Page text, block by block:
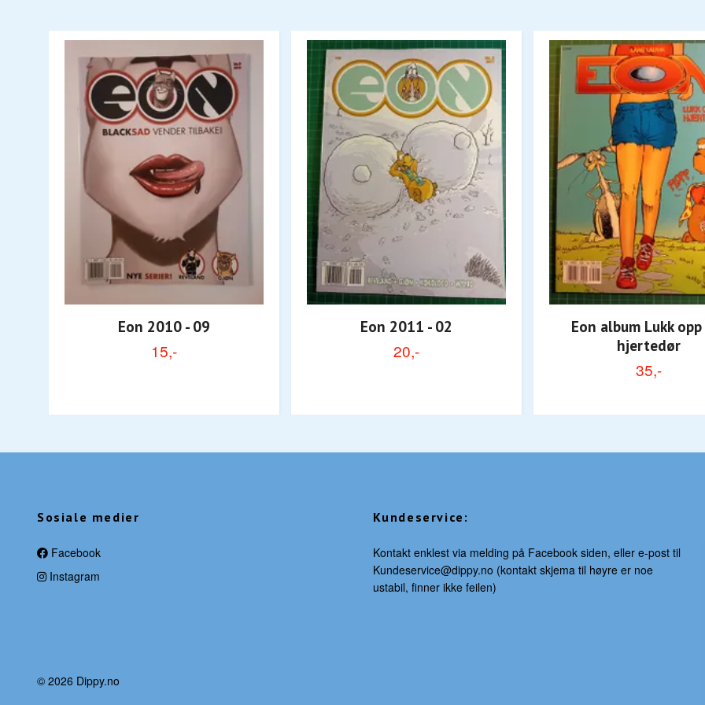
Eon 2010 - 09
15,-
Eon 2011 - 02
20,-
Eon album Lukk
hjertedør
35,-
Sosiale medier
Facebook
Instagram
Kundeservice:
Kontakt enklest via melding på Facebook siden, eller e-post til
Kundeservice@dippy.no (kontakt skjema til høyre er noe
ustabil, finner ikke feilen)
© 2026 Dippy.no